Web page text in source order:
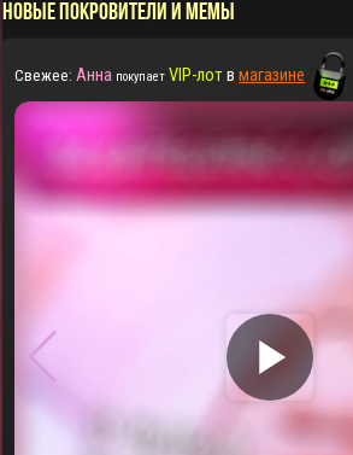
НОВЫЕ ПОКРОВИТЕЛИ И МЕМЫ
Свежее: Анна покупает VIP-лотвмагазине
▶